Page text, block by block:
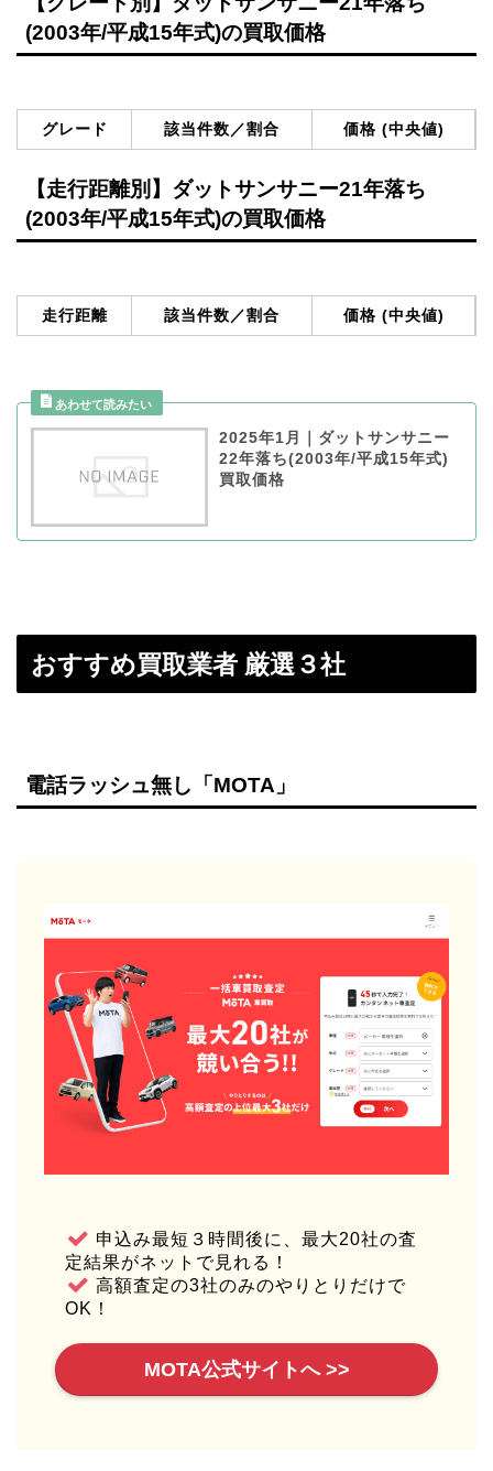
(2003年/平成15年式)の買取価格
グレード 該当件数／割合 価格 (中央値)
【走行距離別】ダットサンサニー21年落ち
(2003年/平成15年式)の買取価格
走行距離 該当件数／割合 価格 (中央値)
2025年1月｜ダットサンサニー
22年落ち(2003年/平成15年式)
買取価格
おすすめ買取業者 厳選３社
電話ラッシュ無し「MOTA」
申込み最短３時間後に、最大20社の査
定結果がネットで見れる！
高額査定の3社のみのやりとりだけで
OK！
MOTA公式サイトへ >>